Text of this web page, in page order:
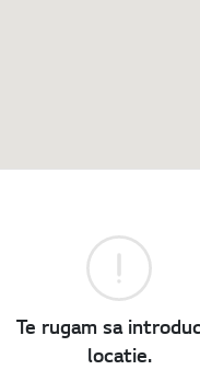
Te rugam sa
locatie.